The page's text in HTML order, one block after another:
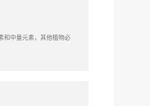
和中量元素，其他植物必